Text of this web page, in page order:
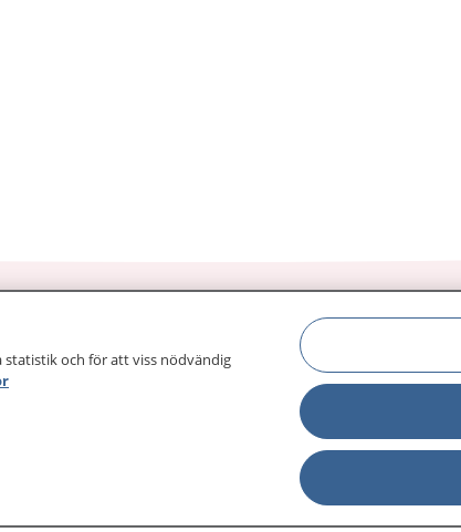
Other languages
Lättläst svenska
statistik och för att viss nödvändig